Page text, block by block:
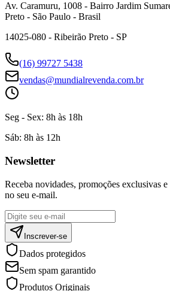
Av. Caramuru, 1008 - Bairro Jardim
Preto - São Paulo - Brasil
14025-080 - Ribeirão Preto - SP
(16) 99727 5438
vendas@mundialrevenda.com.br
Seg - Sex: 8h às 18h
Sáb: 8h às 12h
Newsletter
Receba novidades, promoções exclusivas
no seu e-mail.
Inscrever-se
Dados protegidos
Sem spam garantido
Produtos Originais